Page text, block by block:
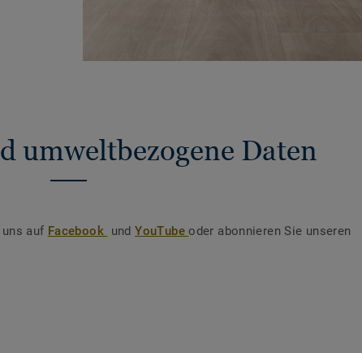
umweltbezogene Daten
auf Facebook undYouTubeoder abonnieren Sie unseren